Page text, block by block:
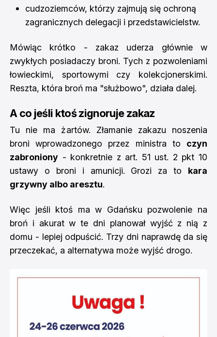
cudzoziemców, którzy zajmują się ochroną
zagranicznych delegacji i przedstawicielstw.
Mówiąc krótko - zakaz uderza głównie w
zwykłych posiadaczy broni. Tych z pozwoleniami
łowieckimi, sportowymi czy kolekcjonerskimi.
Reszta, która broń ma "służbowo", działa dalej.
A co jeśli ktoś zignoruje zakaz
Tu nie ma żartów. Złamanie zakazu noszenia
broni wprowadzonego przez ministra to czyn
zabroniony - konkretnie z art. 51 ust. 2 pkt 10
ustawy o broni i amunicji. Grozi za to kara
grzywny albo aresztu.
Więc jeśli ktoś ma w Gdańsku pozwolenie na
broń i akurat w te dni planował wyjść z nią z
domu - lepiej odpuścić. Trzy dni naprawdę da się
przeczekać, a alternatywa może wyjść drogo.